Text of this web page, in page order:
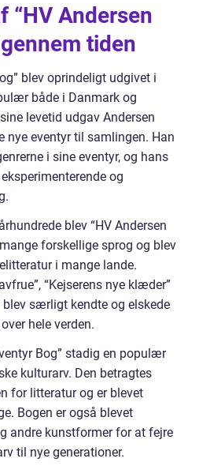
“HV Andersen
tiden
blev oprindeligt udgivet i
både i Danmark og
levetid udgav Andersen
nye eventyr til samlingen. Han
i sine eventyr, og hans
og
blev “HV Andersen
forskellige sprog og blev
i mange lande.
“Kejserens nye klæder”
særligt kendte og elskede
hele verden.
Bog” stadig en populær
kulturarv. Den betragtes
for litteratur og er blevet
Bogen er også blevet
andre kunstformer for at fejre
til nye generationer.